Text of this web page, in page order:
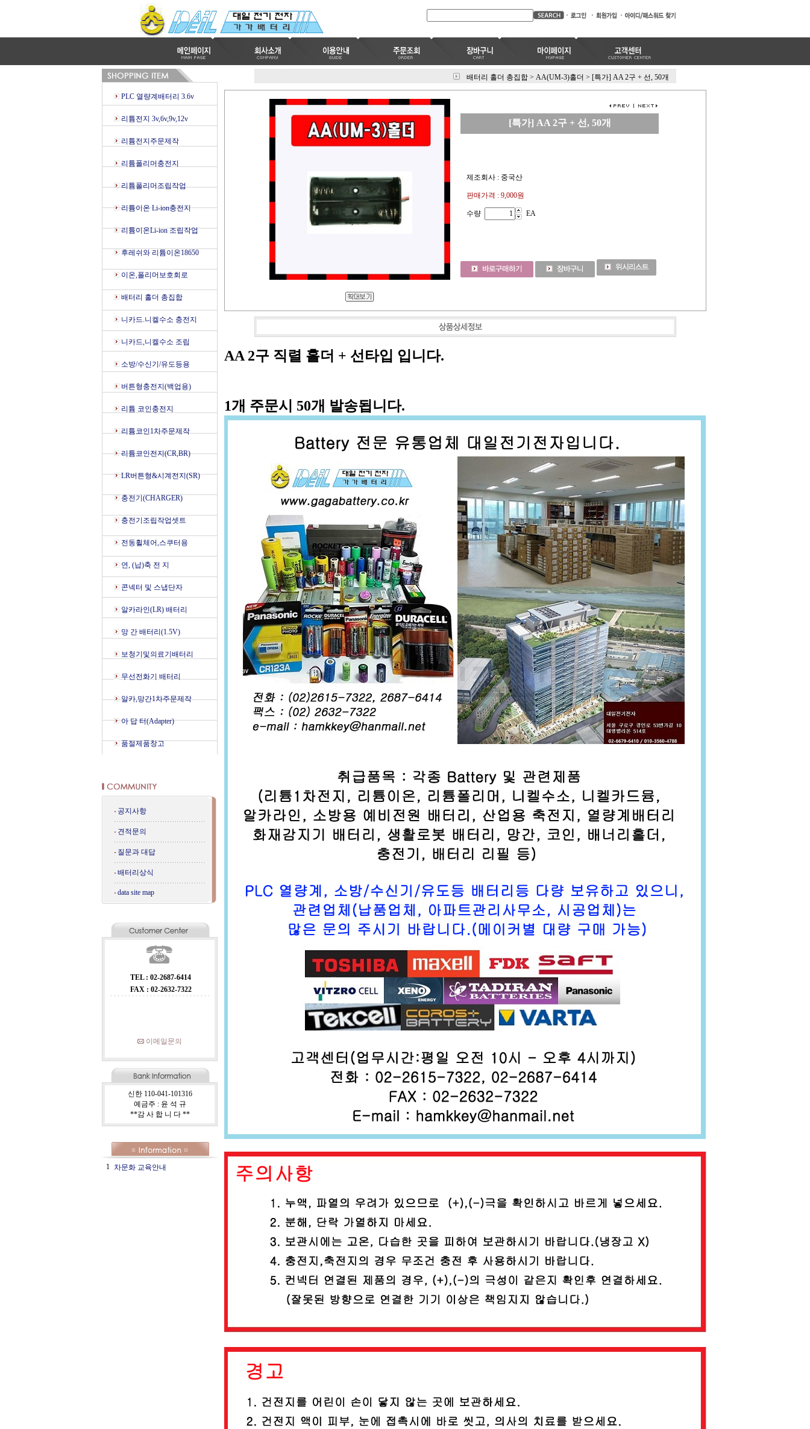
PLC 열량계배터리 3.6v
리튬전지 3v,6v,9v,12v
리튬전지주문제작
리튬폴리머충전지
리튬폴리머조립작업
리튬이온 Li-ion충전지
리튬이온Li-ion 조립작업
후레쉬와 리튬이온18650
이온,폴리머보호회로
배터리 홀더 총집합
니카드.니켈수소 충전지
니카드,니켈수소 조립
소방/수신기/유도등용
버튼형충전지(백업용)
리튬 코인충전지
리튬코인1차주문제작
리튬코인전지(CR,BR)
LR버튼형&시계전지(SR)
충전기(CHARGER)
충전기조립작업셋트
전동휠체어,스쿠터용
연, (납)축 전 지
콘넥터 및 스냅단자
알카라인(LR) 배터리
망 간 배터리(1.5V)
보청기및의료기배터리
무선전화기 배터리
알카,망간1차주문제작
아 답 터(Adapter)
품절제품창고
공지사항
견적문의
질문과 대답
배터리상식
data site map
TEL : 02-2687-6414
FAX : 02-2632-7322
이메일문의
신한 110-041-101316
예금주 : 윤 석 규
**감 사 합 니 다 **
1 차문화 교육안내
배터리 홀더 총집합 > AA(UM-3)홀더 > [특가] AA 2구 + 선, 50개
[특가] AA 2구 + 선, 50개
제조회사 : 중국산
판매가격 : 9,000원
수량 EA
AA 2구 직렬 홀더 + 선타입 입니다.
1개 주문시 50개 발송됩니다.